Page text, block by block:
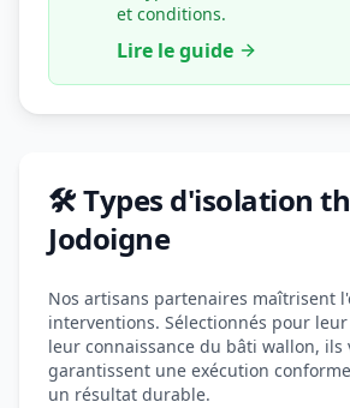
et conditions.
Lire le guide
🛠️ Types d'isolation
Jodoigne
Nos artisans partenaires maîtrisent
interventions. Sélectionnés pour
leur connaissance du bâti wallon, ils
garantissent une exécution
un résultat durable.